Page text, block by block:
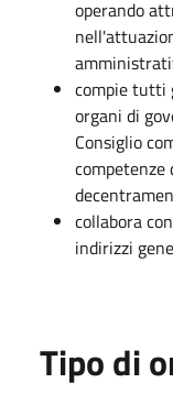
operando
compie tutti
organi di
Consiglio
competenze
collabora
indirizzi
Tipo di